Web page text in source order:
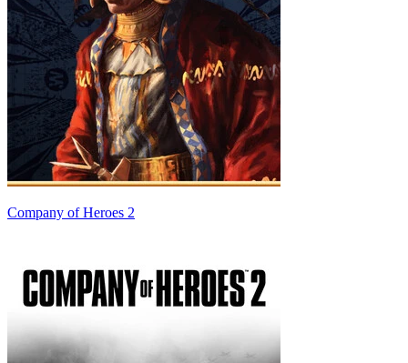
Company of Heroes 2